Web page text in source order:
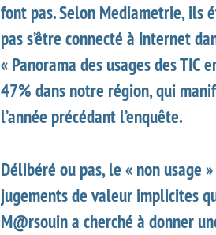
font pas. Selon Mediametrie, ils
pas s’être connecté à Internet
« Panorama des usages des
47% dans notre région, qui
l’année précédant l’enquête.
Délibéré ou pas, le « non usage
jugements de valeur implicites
M@rsouin a cherché à donner